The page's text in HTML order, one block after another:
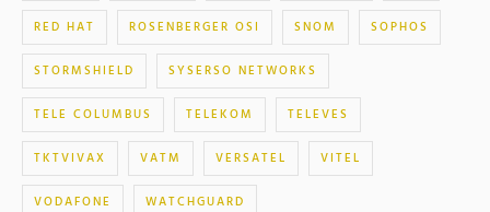
RED HAT ROSENBERGER OSI SNOM SOPHOS
STORMSHIELD SYSERSO NETWORKS
TELE COLUMBUS TELEKOM TELEVES
TKTVIVAX VATM VERSATEL VITEL
VODAFONE WATCHGUARD